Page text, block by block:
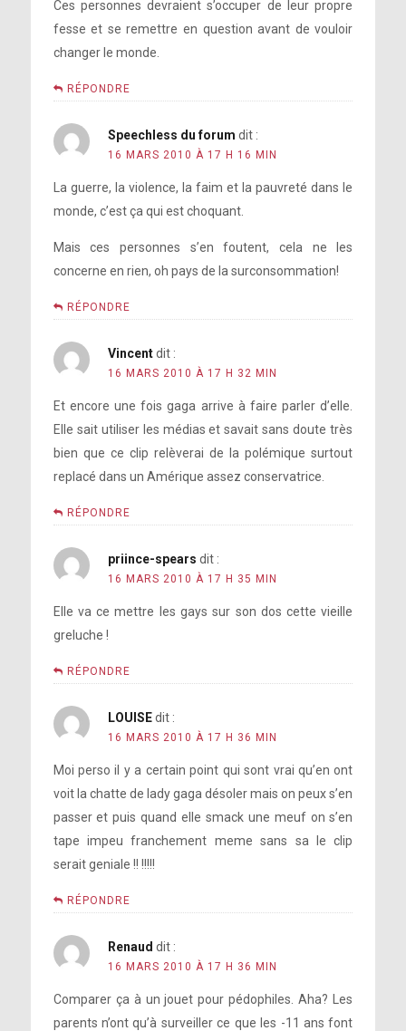
Ces personnes devraient s’occuper de leur propre
fesse et se remettre en question avant de vouloir
changer le monde.
RÉPONDRE
Speechless du forum dit :
16 MARS 2010 À 17 H 16 MIN
La guerre, la violence, la faim et la pauvreté dans le
monde, c’est ça qui est choquant.
Mais ces personnes s’en foutent, cela ne les
concerne en rien, oh pays de la surconsommation!
RÉPONDRE
Vincent dit :
16 MARS 2010 À 17 H 32 MIN
Et encore une fois gaga arrive à faire parler d’elle.
Elle sait utiliser les médias et savait sans doute très
bien que ce clip relèverai de la polémique surtout
replacé dans un Amérique assez conservatrice.
RÉPONDRE
priince-spears dit :
16 MARS 2010 À 17 H 35 MIN
Elle va ce mettre les gays sur son dos cette vieille
greluche !
RÉPONDRE
LOUISE dit :
16 MARS 2010 À 17 H 36 MIN
Moi perso il y a certain point qui sont vrai qu’en ont
voit la chatte de lady gaga désoler mais on peux s’en
passer et puis quand elle smack une meuf on s’en
tape impeu franchement meme sans sa le clip
serait geniale !! !!!!!
RÉPONDRE
Renaud dit :
16 MARS 2010 À 17 H 36 MIN
Comparer ça à un jouet pour pédophiles. Aha? Les
parents n’ont qu’à surveiller ce que les -11 ans font